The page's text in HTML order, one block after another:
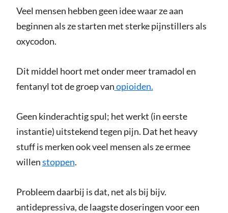
Veel mensen hebben geen idee waar ze aan
beginnen als ze starten met sterke pijnstillers als
oxycodon.
Dit middel hoort met onder meer tramadol en
fentanyl tot de groep vanopioiden.
Geen kinderachtig spul; het werkt (in eerste
instantie) uitstekend tegen pijn. Dat het heavy
stuff is merken ook veel mensen als ze ermee
willenstoppen.
Probleem daarbij is dat, net als bij bijv.
antidepressiva, de laagste doseringen voor een